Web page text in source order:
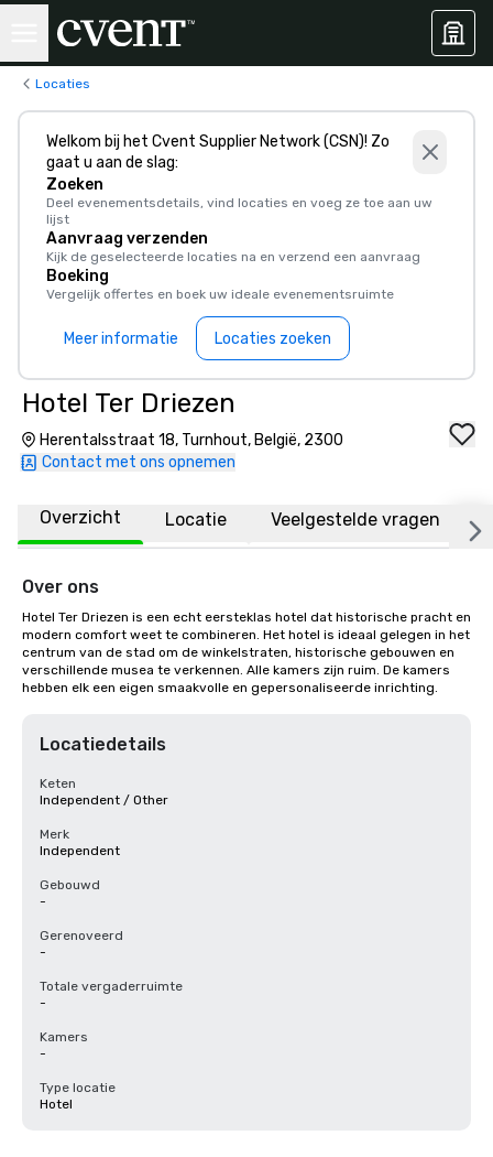
Locaties
Welkom bij het Cvent Supplier Network (CSN)! Zo
gaat u aan de slag:
Zoeken
Deel evenementsdetails, vind locaties en voeg ze toe aan uw
lijst
Aanvraag verzenden
Kijk de geselecteerde locaties na en verzend een aanvraag
Boeking
Vergelijk offertes en boek uw ideale evenementsruimte
Meer informatie Locaties zoeken
Hotel Ter Driezen
Herentalsstraat 18, Turnhout, België, 2300
Contact met ons opnemen
Overzicht Locatie Veelgestelde vragen
Over ons
Hotel Ter Driezen is een echt eersteklas hotel dat historische pracht en
modern comfort weet te combineren. Het hotel is ideaal gelegen in het
centrum van de stad om de winkelstraten, historische gebouwen en
verschillende musea te verkennen. Alle kamers zijn ruim. De kamers
hebben elk een eigen smaakvolle en gepersonaliseerde inrichting.
Locatiedetails
Keten
Independent / Other
Merk
Independent
Gebouwd
-
Gerenoveerd
-
Totale vergaderruimte
-
Kamers
-
Type locatie
Hotel